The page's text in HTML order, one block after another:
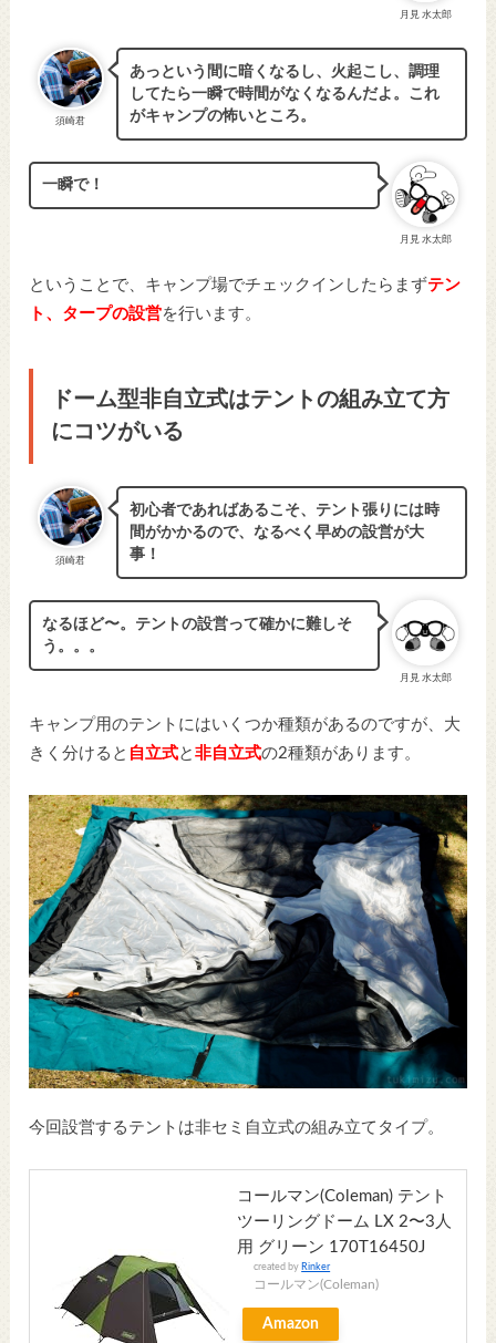
月見 水太郎
須崎君
あっという間に暗くなるし、火起こし、調理
してたら一瞬で時間がなくなるんだよ。これ
がキャンプの怖いところ。
月見 水太郎
一瞬で！
ということで、キャンプ場でチェックインしたらまずテン
ト、タープの設営を行います。
ドーム型非自立式はテントの組み立て方
にコツがいる
須崎君
初心者であればあるこそ、テント張りには時
間がかかるので、なるべく早めの設営が大
事！
月見 水太郎
なるほど〜。テントの設営って確かに難しそ
う。。。
キャンプ用のテントにはいくつか種類があるのですが、大
きく分けると 自立式と非自立式の2種類があります。
今回設営するテントは非セミ自立式の組み立てタイプ。
コールマン(Coleman) テント
ツーリングドーム LX 2〜3人
用 グリーン 170T16450J
created by Rinker
コールマン(Coleman)
Amazon